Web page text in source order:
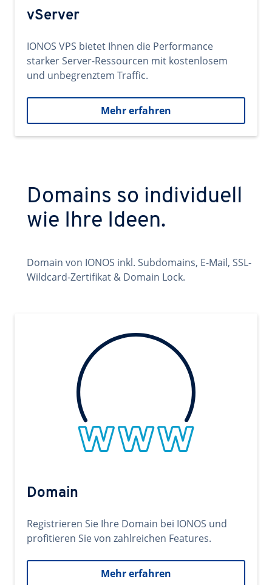
vServer
IONOS VPS bietet Ihnen die Performance
starker Server-Ressourcen mit kostenlosem
und unbegrenztem Traffic.
Mehr erfahren
Domains so individuell
wie Ihre Ideen.
Domain von IONOS inkl. Subdomains, E-Mail, SSL-
Wildcard-Zertifikat & Domain Lock.
Domain
Registrieren Sie Ihre Domain bei IONOS und
profitieren Sie von zahlreichen Features.
Mehr erfahren